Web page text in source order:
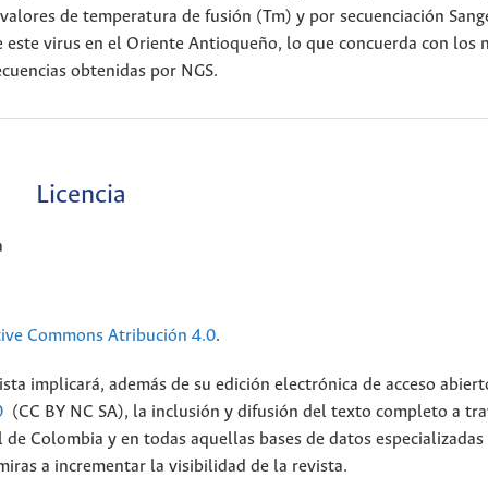
de temperatura de fusión (Tm) y por secuenciación
virus en el Oriente Antioqueño, lo que concuerda con los
obtenidas por NGS.
Licencia
Commons Atribución 4.0.
implicará, además de su edición electrónica de acceso
(CC BY NC SA), la inclusión y difusión del texto completo a
Colombia y en todas aquellas bases de datos especializadas
a incrementar la visibilidad de la revista.